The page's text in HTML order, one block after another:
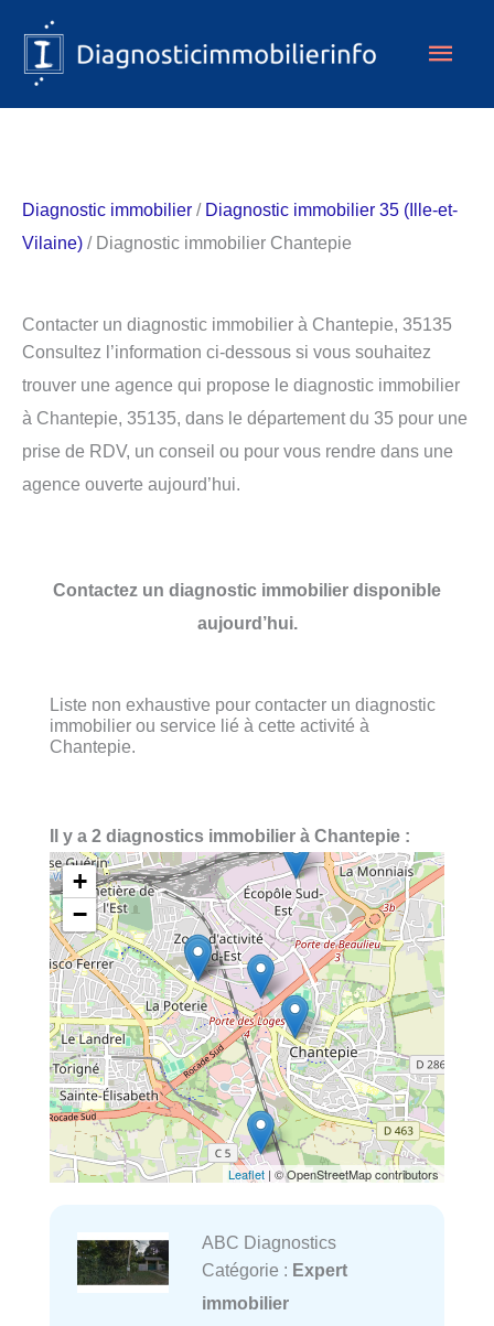
contenu
Diagnostic immobilier / Diagnostic immobilier 35 (Ille-et-
Vilaine) / Diagnostic immobilier Chantepie
Contacter un diagnostic immobilier à Chantepie, 35135
Consultez l’information ci-dessous si vous souhaitez
trouver une agence qui propose le diagnostic immobilier
à Chantepie, 35135, dans le département du 35 pour une
prise de RDV, un conseil ou pour vous rendre dans une
agence ouverte aujourd’hui.
Contactez un diagnostic immobilier disponible
aujourd’hui.
Liste non exhaustive pour contacter un diagnostic
immobilier ou service lié à cette activité à
Chantepie.
Il y a 2 diagnostics immobilier à Chantepie :
+
−
Leaflet | © OpenStreetMap contributors
ABC Diagnostics
Catégorie : Expert
immobilier